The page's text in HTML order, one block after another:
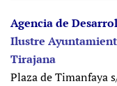
Agencia de
Ilustre
Tirajana
Plaza de Timanfaya